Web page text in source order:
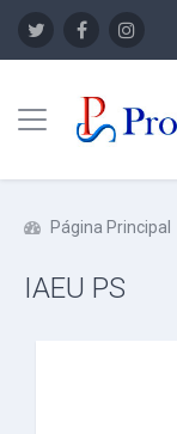
Panel lateral
Página Principal
IAEU PS